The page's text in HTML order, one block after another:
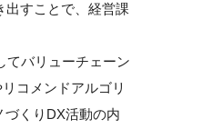
出すことで、経営課
てバリューチェーン
コメンドアルゴリ
づくりDX活動の内